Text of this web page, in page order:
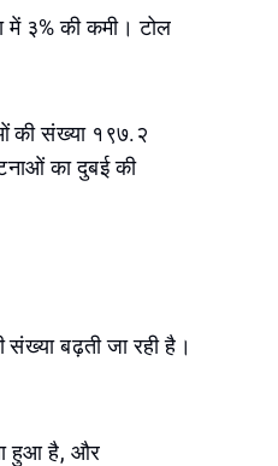
में ३% की कमी। टोल
की संख्या १९७.२
का दुबई की
बढ़ती जा रही है।
हुआ है, और